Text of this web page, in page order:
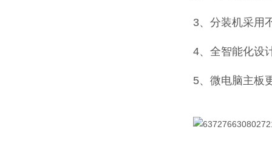
3、分装机采用
4、全智能化设
5、微电脑主板